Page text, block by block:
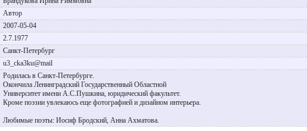
Автор
2007-05-04
2.7.1977
Санкт-Петербург
u3_cka3ku@mail
Родилась в Санкт-Петербурге.
Окончила Ленинградский Государственный Областной
Университет имени А.С.Пушкина, юридический факультет.
Кроме поэзии увлекаюсь еще фотографией и дизайном интерьера.
Любимые поэты: Иосиф Бродский, Анна Ахматова.